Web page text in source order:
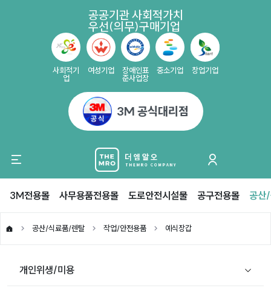
공공기관 사회적가치
우선(의무)구매기업
사회적기
업
여성기업
장애인표
준사업장
중소기업 창업기업
3M 공식대리점
3M전용몰 사무용품전용몰 도로안전시설물 공구전용몰 공산
공산/식료품/렌탈 작업/안전용품 예식장갑
개인위생/미용